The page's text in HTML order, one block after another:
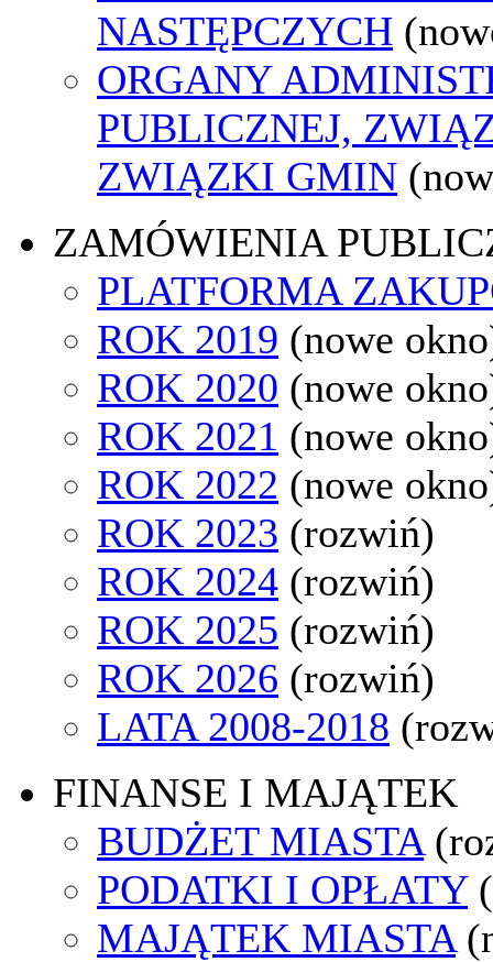
NASTĘPCZYCH
ORGANY
PUBLICZNEJ,
ZWIĄZKI GMIN
ZAMÓWIENIA
PLATFORMA
ROK 2019 (nowe
ROK 2020 (nowe
ROK 2021 (nowe
ROK 2022 (nowe
ROK 2023 (rozwiń)
ROK 2024 (rozwiń)
ROK 2025 (rozwiń)
ROK 2026 (rozwiń)
LATA 2008-2018
FINANSE I MAJĄTEK
BUDŻET MIASTA
PODATKI I OPŁATY
MAJĄTEK MIASTA